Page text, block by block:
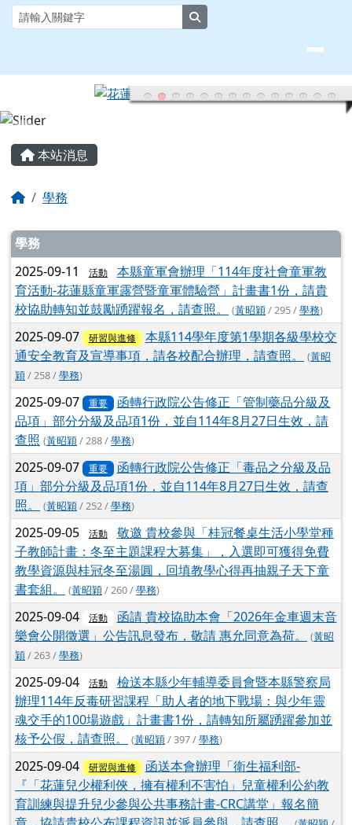
跳至主內容區
花蓮縣大榮國小全球資訊網
主內容區域
本站消息
回首頁
學務
文章列表
學務
2025-09-11 活動
本縣童軍會辦理「114年度社會童軍教
育活動-花蓮縣童軍露營暨童軍體驗營」計畫書1份，請貴
校協助轉知並鼓勵踴躍報名，請查照。
(黃昭穎/ 295 /學務)
2025-09-07 研習與進修
本縣114學年度第1學期各級學校交
通安全教育及宣導事項，請各校配合辦理，請查照。
(黃昭
穎/ 258 /學務)
2025-09-07 重要
函轉行政院公告修正「管制藥品分級及
品項」部分分級及品項1份，並自114年8月27日生效，請
查照 (黃昭穎/ 288 /學務)
2025-09-07 重要
函轉行政院公告修正「毒品之分級及品
項」部分分級及品項1份，並自114年8月27日生效，請查
照。
(黃昭穎/ 252 /學務)
2025-09-05 活動
敬邀 貴校參與「桂冠餐桌生活小學堂種
子教師計畫：冬至主題課程大募集」，入選即可獲得免費
教學資源與桂冠冬至湯圓，回填教學心得再抽親子天下童
書套組。
(黃昭穎/ 260 /學務)
2025-09-04 活動
函請 貴校協助本會「2026年金車週末音
樂會公開徵選」公告訊息發布，敬請 惠允同意為荷。
(黃昭
穎/ 263 /學務)
2025-09-04 活動
檢送本縣少年輔導委員會暨本縣警察局
辦理114年反毒研習課程「助人者的地下戰場：與少年靈
魂交手的100場遊戲」計畫書1份，請轉知所屬踴躍參加並
核予公假，請查照。
(黃昭穎/ 397 /學務)
2025-09-04 研習與進修
函送本會辦理「衛生福利部-
『「花蓮兒少權利俠，擁有權利不害怕」兒童權利公約教
育訓練與提升兒少參與公共事務計畫-CRC講堂」報名簡
頁尾區域